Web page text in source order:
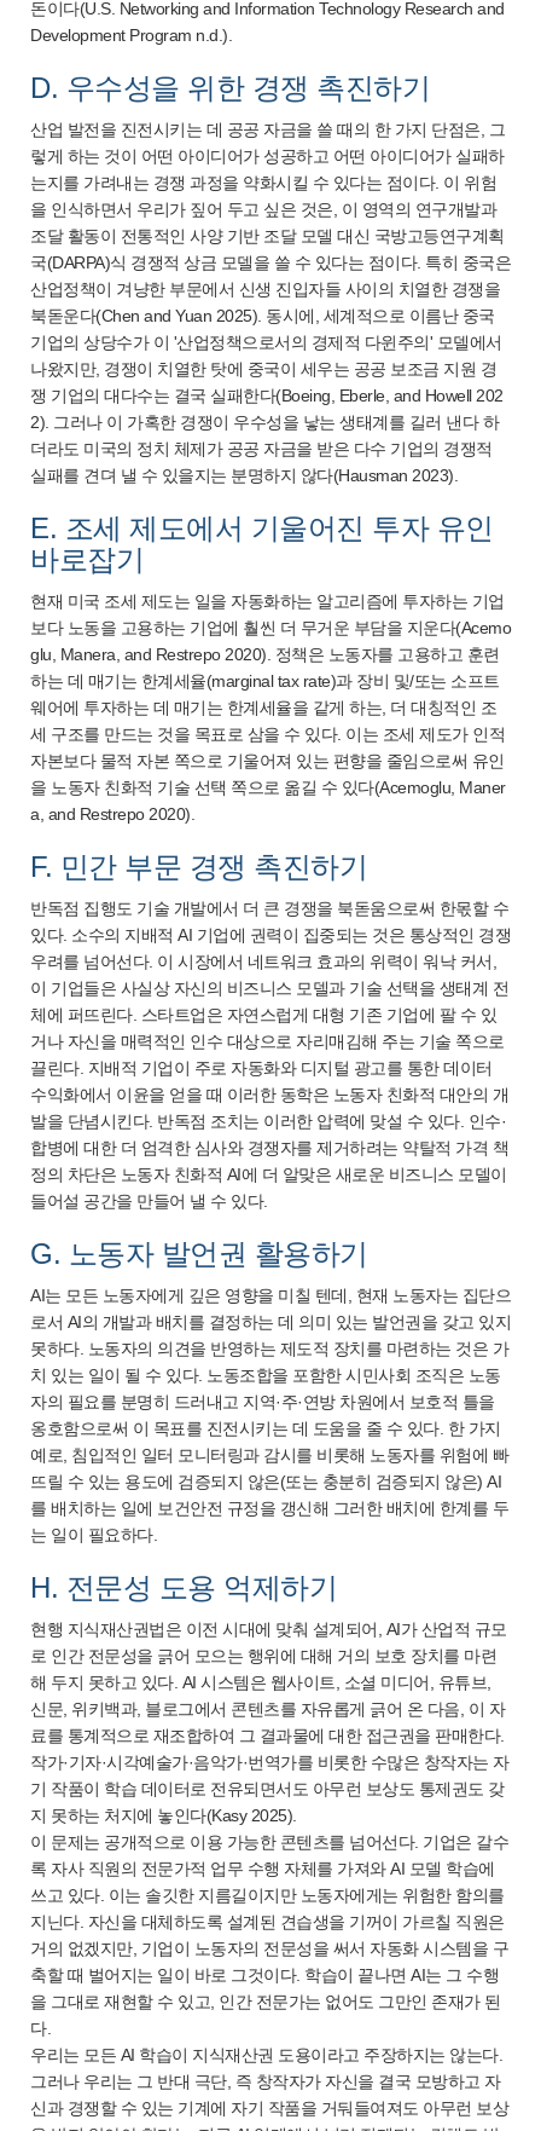
돈이다(U.S. Networking and Information Technology Research and
Development Program n.d.).
D. 우수성을 위한 경쟁 촉진하기
산업 발전을 진전시키는 데 공공 자금을 쓸 때의 한 가지 단점은, 그
렇게 하는 것이 어떤 아이디어가 성공하고 어떤 아이디어가 실패하
는지를 가려내는 경쟁 과정을 약화시킬 수 있다는 점이다. 이 위험
을 인식하면서 우리가 짚어 두고 싶은 것은, 이 영역의 연구개발과
조달 활동이 전통적인 사양 기반 조달 모델 대신 국방고등연구계획
국(DARPA)식 경쟁적 상금 모델을 쓸 수 있다는 점이다. 특히 중국은
산업정책이 겨냥한 부문에서 신생 진입자들 사이의 치열한 경쟁을
북돋운다(Chen and Yuan 2025). 동시에, 세계적으로 이름난 중국
기업의 상당수가 이 '산업정책으로서의 경제적 다윈주의' 모델에서
나왔지만, 경쟁이 치열한 탓에 중국이 세우는 공공 보조금 지원 경
쟁 기업의 대다수는 결국 실패한다(Boeing, Eberle, and Howell 202
2). 그러나 이 가혹한 경쟁이 우수성을 낳는 생태계를 길러 낸다 하
더라도 미국의 정치 체제가 공공 자금을 받은 다수 기업의 경쟁적
실패를 견뎌 낼 수 있을지는 분명하지 않다(Hausman 2023).
E. 조세 제도에서 기울어진 투자 유인
바로잡기
현재 미국 조세 제도는 일을 자동화하는 알고리즘에 투자하는 기업
보다 노동을 고용하는 기업에 훨씬 더 무거운 부담을 지운다(Acemo
glu, Manera, and Restrepo 2020). 정책은 노동자를 고용하고 훈련
하는 데 매기는 한계세율(marginal tax rate)과 장비 및/또는 소프트
웨어에 투자하는 데 매기는 한계세율을 같게 하는, 더 대칭적인 조
세 구조를 만드는 것을 목표로 삼을 수 있다. 이는 조세 제도가 인적
자본보다 물적 자본 쪽으로 기울어져 있는 편향을 줄임으로써 유인
을 노동자 친화적 기술 선택 쪽으로 옮길 수 있다(Acemoglu, Maner
a, and Restrepo 2020).
F. 민간 부문 경쟁 촉진하기
반독점 집행도 기술 개발에서 더 큰 경쟁을 북돋움으로써 한몫할 수
있다. 소수의 지배적 AI 기업에 권력이 집중되는 것은 통상적인 경쟁
우려를 넘어선다. 이 시장에서 네트워크 효과의 위력이 워낙 커서,
이 기업들은 사실상 자신의 비즈니스 모델과 기술 선택을 생태계 전
체에 퍼뜨린다. 스타트업은 자연스럽게 대형 기존 기업에 팔 수 있
거나 자신을 매력적인 인수 대상으로 자리매김해 주는 기술 쪽으로
끌린다. 지배적 기업이 주로 자동화와 디지털 광고를 통한 데이터
수익화에서 이윤을 얻을 때 이러한 동학은 노동자 친화적 대안의 개
발을 단념시킨다. 반독점 조치는 이러한 압력에 맞설 수 있다. 인수·
합병에 대한 더 엄격한 심사와 경쟁자를 제거하려는 약탈적 가격 책
정의 차단은 노동자 친화적 AI에 더 알맞은 새로운 비즈니스 모델이
들어설 공간을 만들어 낼 수 있다.
G. 노동자 발언권 활용하기
AI는 모든 노동자에게 깊은 영향을 미칠 텐데, 현재 노동자는 집단으
로서 AI의 개발과 배치를 결정하는 데 의미 있는 발언권을 갖고 있지
못하다. 노동자의 의견을 반영하는 제도적 장치를 마련하는 것은 가
치 있는 일이 될 수 있다. 노동조합을 포함한 시민사회 조직은 노동
자의 필요를 분명히 드러내고 지역·주·연방 차원에서 보호적 틀을
옹호함으로써 이 목표를 진전시키는 데 도움을 줄 수 있다. 한 가지
예로, 침입적인 일터 모니터링과 감시를 비롯해 노동자를 위험에 빠
뜨릴 수 있는 용도에 검증되지 않은(또는 충분히 검증되지 않은) AI
를 배치하는 일에 보건안전 규정을 갱신해 그러한 배치에 한계를 두
는 일이 필요하다.
H. 전문성 도용 억제하기
현행 지식재산권법은 이전 시대에 맞춰 설계되어, AI가 산업적 규모
로 인간 전문성을 긁어 모으는 행위에 대해 거의 보호 장치를 마련
해 두지 못하고 있다. AI 시스템은 웹사이트, 소셜 미디어, 유튜브,
신문, 위키백과, 블로그에서 콘텐츠를 자유롭게 긁어 온 다음, 이 자
료를 통계적으로 재조합하여 그 결과물에 대한 접근권을 판매한다.
작가·기자·시각예술가·음악가·번역가를 비롯한 수많은 창작자는 자
기 작품이 학습 데이터로 전유되면서도 아무런 보상도 통제권도 갖
지 못하는 처지에 놓인다(Kasy 2025).
이 문제는 공개적으로 이용 가능한 콘텐츠를 넘어선다. 기업은 갈수
록 자사 직원의 전문가적 업무 수행 자체를 가져와 AI 모델 학습에
쓰고 있다. 이는 솔깃한 지름길이지만 노동자에게는 위험한 함의를
지닌다. 자신을 대체하도록 설계된 견습생을 기꺼이 가르칠 직원은
거의 없겠지만, 기업이 노동자의 전문성을 써서 자동화 시스템을 구
축할 때 벌어지는 일이 바로 그것이다. 학습이 끝나면 AI는 그 수행
을 그대로 재현할 수 있고, 인간 전문가는 없어도 그만인 존재가 된
다.
우리는 모든 AI 학습이 지식재산권 도용이라고 주장하지는 않는다.
그러나 우리는 그 반대 극단, 즉 창작자가 자신을 결국 모방하고 자
신과 경쟁할 수 있는 기계에 자기 작품을 거둬들여져도 아무런 보상